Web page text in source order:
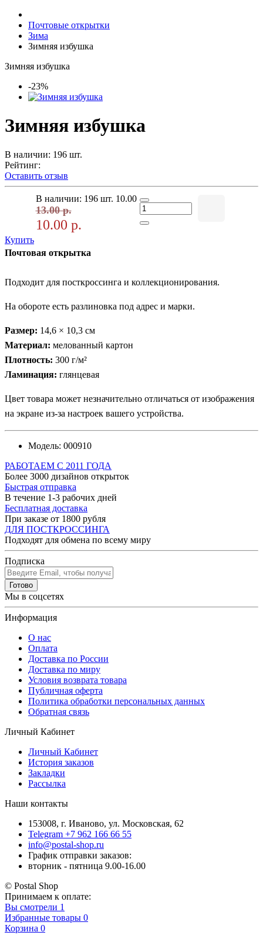
Почтовые открытки
Зима
Зимняя избушка
Зимняя избушка
-23%
Зимняя избушка
В наличии: 196 шт.
Рейтинг:
Оставить отзыв
В наличии: 196 шт. 10.00
13.00 р.
10.00 р.
Купить
Почтовая открытка
Подходит для посткроссинга и коллекционирования.
На обороте есть разлиновка под адрес и марки.
Размер: 14,6 × 10,3 см
Материал: мелованный картон
Плотность: 300 г/м²
Ламинация: глянцевая
Цвет товара может незначительно отличаться от изображения
на экране из-за настроек вашего устройства.
Модель: 000910
РАБОТАЕМ С 2011 ГОДА
Более 3000 дизайнов открыток
Быстрая отправка
В течение 1-3 рабочих дней
Бесплатная доставка
При заказе от 1800 рубля
ДЛЯ ПОСТКРОССИНГА
Подходят для обмена по всему миру
Подписка
Готово
Мы в соцсетях
Информация
О нас
Оплата
Доставка по России
Доставка по миру
Условия возврата товара
Публичная оферта
Политика обработки персональных данных
Обратная связь
Личный Кабинет
Личный Кабинет
История заказов
Закладки
Рассылка
Наши контакты
153008, г. Иваново, ул. Московская, 62
Telegram +7 962 166 66 55
info@postal-shop.ru
График отправки заказов:
вторник - пятница 9.00-16.00
© Postal Shop
Принимаем к оплате:
Вы смотрели 1
Избранные товары 0
Корзина 0